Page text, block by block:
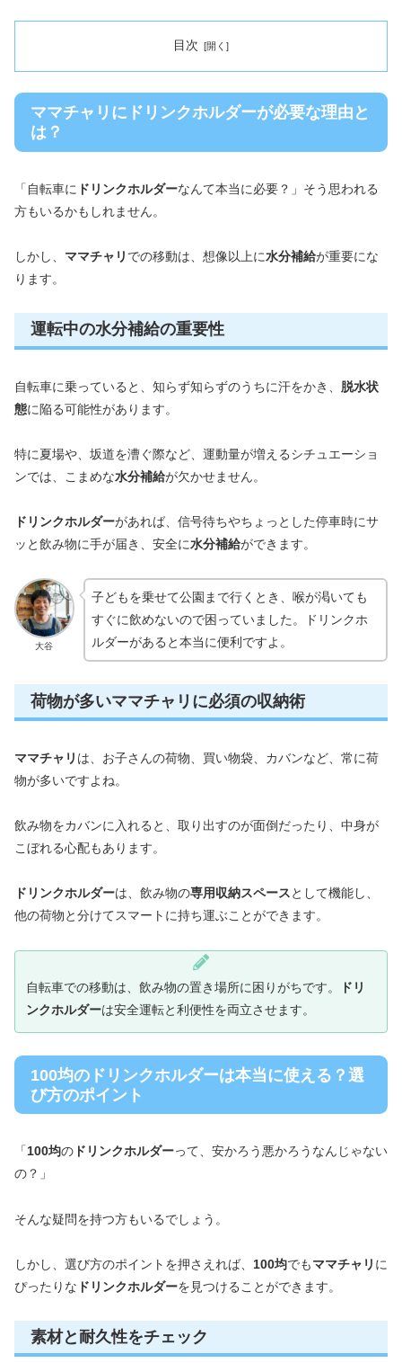
目次
ママチャリにドリンクホルダーが必要な理由と
は？
「自転車に ドリンクホルダーなんて本当に必要？」そう思われる
方もいるかもしれません。
しかし、 ママチャリ での移動は、想像以上に水分補給が重要にな
ります。
運転中の水分補給の重要性
自転車に乗っていると、知らず知らずのうちに汗をかき、 脱水状
態に陥る可能性があります。
特に夏場や、坂道を漕ぐ際など、運動量が増えるシチュエーショ
ンでは、こまめな水分補給が欠かせません。
ドリンクホルダーがあれば、信号待ちやちょっとした停車時にサ
ッと飲み物に手が届き、安全に水分補給ができます。
大谷
子どもを乗せて公園まで行くとき、喉が渇いても
すぐに飲めないので困っていました。ドリンクホ
ルダーがあると本当に便利ですよ。
荷物が多いママチャリに必須の収納術
ママチャリ は、お子さんの荷物、買い物袋、カバンなど、常に荷
物が多いですよね。
飲み物をカバンに入れると、取り出すのが面倒だったり、中身が
こぼれる心配もあります。
ドリンクホルダーは、飲み物の専用収納スペースとして機能し、
他の荷物と分けてスマートに持ち運ぶことができます。
自転車での移動は、飲み物の置き場所に困りがちです。
ドリ
ンクホルダーは安全運転と利便性を両立させます。
100均のドリンクホルダーは本当に使える？選
び方のポイント
「100均の ドリンクホルダーって、安かろう悪かろうなんじゃない
の？」
そんな疑問を持つ方もいるでしょう。
しかし、選び方のポイントを押さえれば、 100均でもママチャリ に
ぴったりな ドリンクホルダーを見つけることができます。
素材と耐久性をチェック